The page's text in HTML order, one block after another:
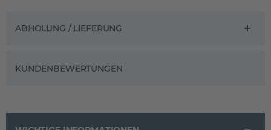
ABHOLUNG / LIEFERUNG
KUNDENBEWERTUNGEN